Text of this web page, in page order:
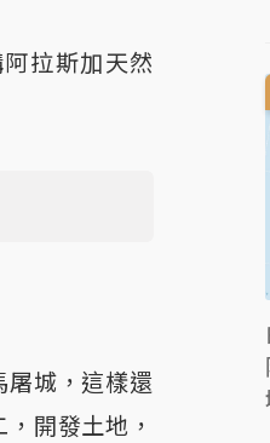
拉斯加天然
城，這樣還
開發土地，